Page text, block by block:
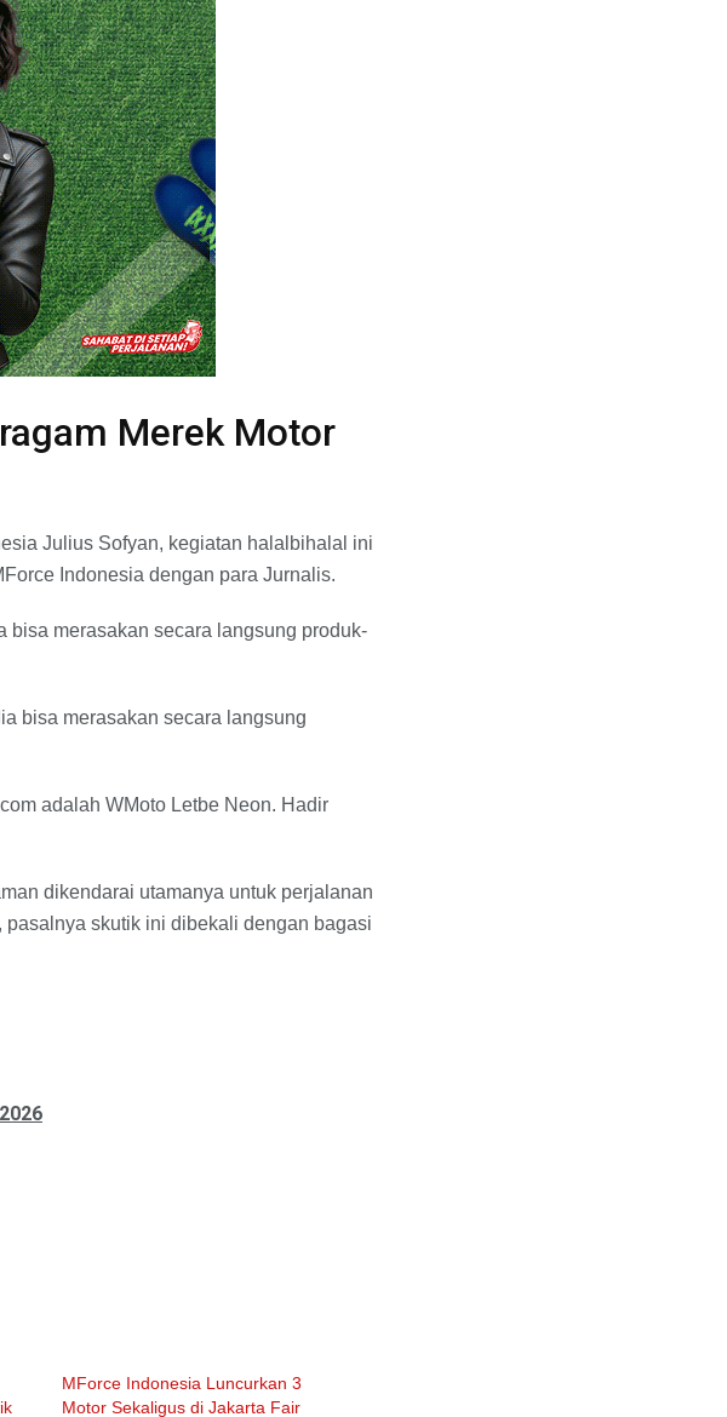
Merek Motor
Julius Sofyan, kegiatan halalbihalal ini
Indonesia dengan para Jurnalis.
bisa merasakan secara langsung produk-
bisa merasakan secara langsung
adalah WMoto Letbe Neon. Hadir
dikendarai utamanya untuk perjalanan
skutik ini dibekali dengan bagasi
MForce Indonesia Luncurkan 3
Motor Sekaligus di Jakarta Fair